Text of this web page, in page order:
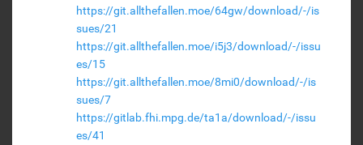
https://git.allthefallen.moe/64gw/download/-/is
sues/21
https://git.allthefallen.moe/i5j3/download/-/issu
es/15
https://git.allthefallen.moe/8mi0/download/-/is
sues/7
https://gitlab.fhi.mpg.de/ta1a/download/-/issu
es/41